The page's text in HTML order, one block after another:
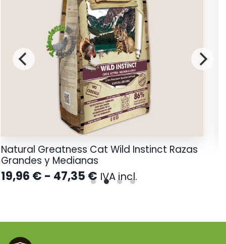
Natural Greatness Cat Wild Instinct Razas
Grandes y Medianas
19,96 € - 47,35 €Rango
de
19,96 €
IVA incl.